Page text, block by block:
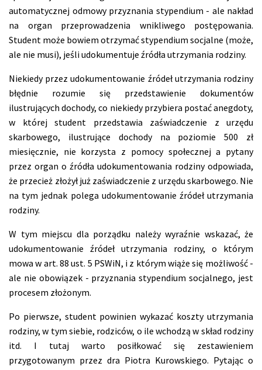
automatycznej odmowy przyznania stypendium - ale nakład
na organ przeprowadzenia wnikliwego postępowania.
Student może bowiem otrzymać stypendium socjalne (może,
ale nie musi), jeśli udokumentuje źródła utrzymania rodziny.
Niekiedy przez udokumentowanie źródeł utrzymania rodziny
błędnie rozumie się przedstawienie dokumentów
ilustrujących dochody, co niekiedy przybiera postać anegdoty,
w której student przedstawia zaświadczenie z urzędu
skarbowego, ilustrujące dochody na poziomie 500 zł
miesięcznie, nie korzysta z pomocy społecznej a pytany
przez organ o źródła udokumentowania rodziny odpowiada,
że przecież złożył już zaświadczenie z urzędu skarbowego. Nie
na tym jednak polega udokumentowanie źródeł utrzymania
rodziny.
W tym miejscu dla porządku należy wyraźnie wskazać, że
udokumentowanie źródeł utrzymania rodziny, o którym
mowa w art. 88 ust. 5 PSWiN, i z którym wiąże się możliwość -
ale nie obowiązek - przyznania stypendium socjalnego, jest
procesem złożonym.
Po pierwsze, student powinien wykazać koszty utrzymania
rodziny, w tym siebie, rodziców, o ile wchodzą w skład rodziny
itd. I tutaj warto posiłkować się zestawieniem
przygotowanym przez dra Piotra Kurowskiego. Pytając o